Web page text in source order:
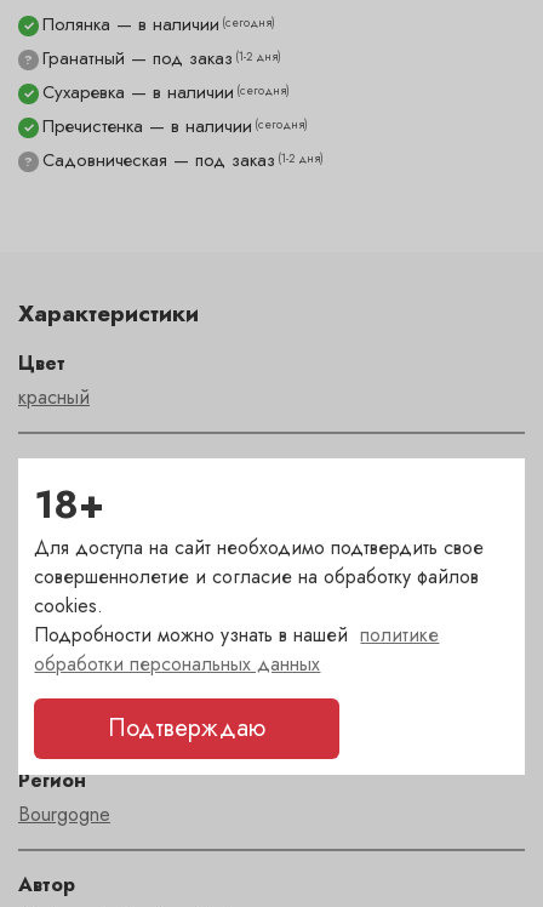
? Гранатный — под заказ (1-2 дня)
✓ Полянка — в наличии (сегодня)
✓ Пречистенка — в наличии (сегодня)
? Садовническая — под заказ (1-2 дня)
✓ Сухаревка — в наличии (сегодня)
Характеристики
Цвет
красный
Сахар
сухое
Страна
Франция
Сорт
Гаме
Регион
Bourgogne
Автор
18+
Для доступа на сайт необходимо подтвердить свое
совершеннолетие и согласие на обработку файлов
cookies.
Подробности можно узнать в нашейполитике
обработки персональных данных
Подтверждаю